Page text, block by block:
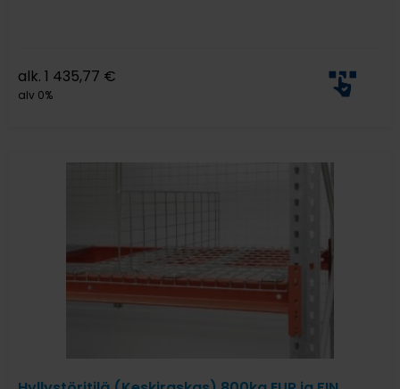
alk. 1 435,77 €
alv 0%